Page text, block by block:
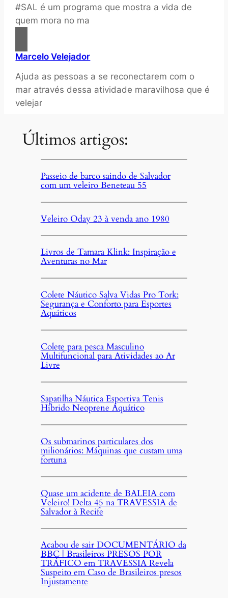
#SAL é um programa que mostra a vida de
quem mora no ma
Marcelo Velejador
Ajuda as pessoas a se reconectarem com o
mar através dessa atividade maravilhosa que é
velejar
Últimos artigos:
Passeio de barco saindo de Salvador
com um veleiro Beneteau 55
Veleiro Oday 23 à venda ano 1980
Livros de Tamara Klink: Inspiração e
Aventuras no Mar
Colete Náutico Salva Vidas Pro Tork:
Segurança e Conforto para Esportes
Aquáticos
Colete para pesca Masculino
Multifuncional para Atividades ao Ar
Livre
Sapatilha Náutica Esportiva Tenis
Híbrido Neoprene Aquático
Os submarinos particulares dos
milionários: Máquinas que custam uma
fortuna
Quase um acidente de BALEIA com
Veleiro! Delta 45 na TRAVESSIA de
Salvador à Recife
Acabou de sair DOCUMENTÁRIO da
BBC | Brasileiros PRESOS POR
TRÁFICO em TRAVESSIA Revela
Suspeito em Caso de Brasileiros presos
Injustamente